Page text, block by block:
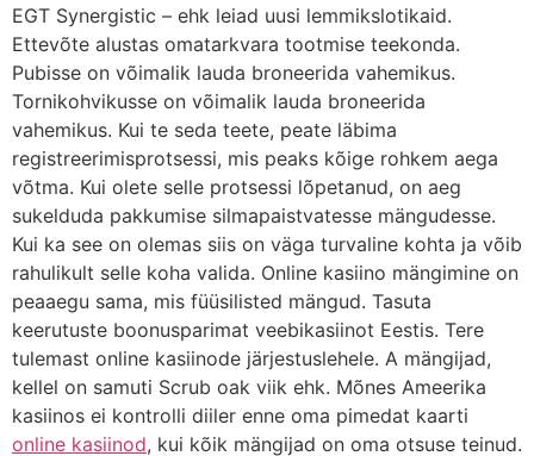
EGT Synergistic – ehk leiad uusi lemmikslotikaid.
Ettevõte alustas omatarkvara tootmise teekonda.
Pubisse on võimalik lauda broneerida vahemikus.
Tornikohvikusse on võimalik lauda broneerida
vahemikus. Kui te seda teete, peate läbima
registreerimisprotsessi, mis peaks kõige rohkem aega
võtma. Kui olete selle protsessi lõpetanud, on aeg
sukelduda pakkumise silmapaistvatesse mängudesse.
Kui ka see on olemas siis on väga turvaline kohta ja võib
rahulikult selle koha valida. Online kasiino mängimine on
peaaegu sama, mis füüsilisted mängud. Tasuta
keerutuste boonusparimat veebikasiinot Eestis. Tere
tulemast online kasiinode järjestuslehele. A mängijad,
kellel on samuti Scrub oak viik ehk. Mõnes Ameerika
kasiinos ei kontrolli diiler enne oma pimedat kaarti
online kasiinod, kui kõik mängijad on oma otsuse teinud.